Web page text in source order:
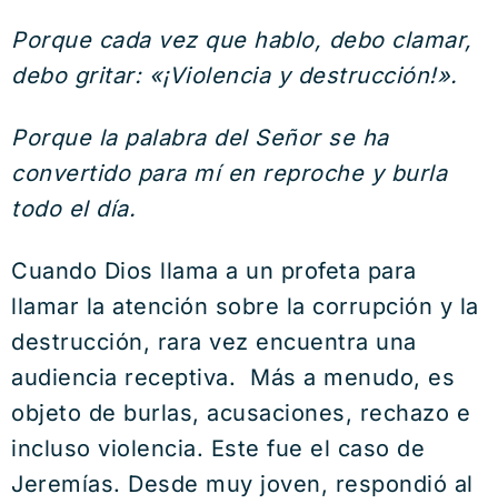
Porque cada vez que hablo, debo clamar,
debo gritar: «¡Violencia y destrucción!».
Porque la palabra del Señor se ha
convertido para mí en reproche y burla
todo el día.
Cuando Dios llama a un profeta para
llamar la atención sobre la corrupción y la
destrucción, rara vez encuentra una
audiencia receptiva. Más a menudo, es
objeto de burlas, acusaciones, rechazo e
incluso violencia. Este fue el caso de
Jeremías. Desde muy joven, respondió al